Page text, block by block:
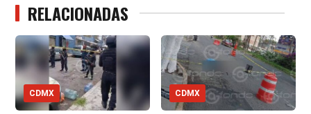
RELACIONADAS
CDMX CDMX